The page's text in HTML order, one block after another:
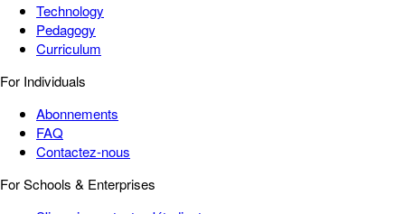
Technology
Pedagogy
Curriculum
For Individuals
Abonnements
FAQ
Contactez-nous
For Schools & Enterprises